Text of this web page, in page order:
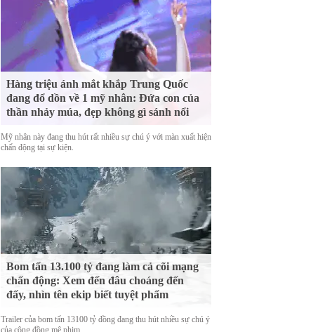
Hàng triệu ánh mắt khắp Trung Quốc
đang đổ dồn về 1 mỹ nhân: Đứa con của
thần nhảy múa, đẹp không gì sánh nổi
Mỹ nhân này đang thu hút rất nhiều sự chú ý với màn xuất hiện
chấn động tại sự kiện.
Bom tấn 13.100 tỷ đang làm cả cõi mạng
chấn động: Xem đến đâu choáng đến
đấy, nhìn tên ekip biết tuyệt phẩm
Trailer của bom tấn 13100 tỷ đồng đang thu hút nhiều sự chú ý
của cộng đồng mê phim.